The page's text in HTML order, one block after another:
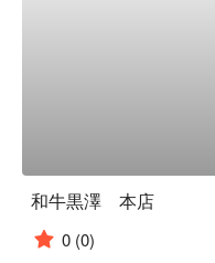
和牛黒澤 本店
0 (0)